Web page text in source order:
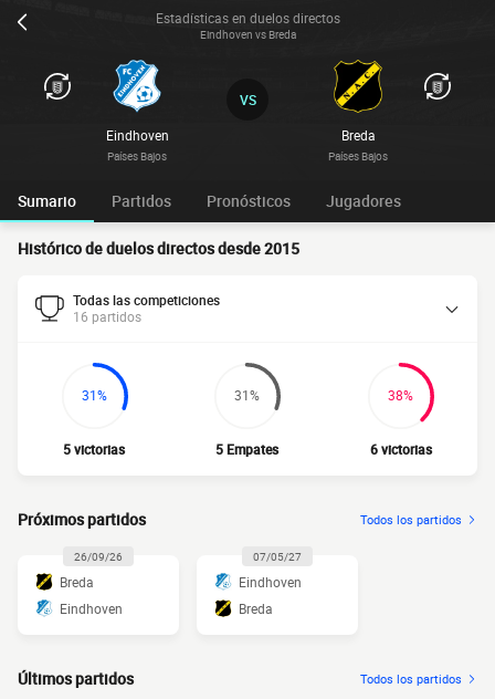
Estadísticas en duelos directos
Eindhoven vs Breda
Eindhoven
Países Bajos
Breda
Países Bajos
VS
Sumario Partidos Pronósticos Jugadores
Histórico de duelos directos desde 2015
Todas las competiciones
16 partidos
31%
5 victorias
31%
5 Empates
38%
6 victorias
Próximos partidos Todos los partidos
26/09/26
Breda
Eindhoven
07/05/27
Eindhoven
Breda
Últimos partidos Todos los partidos